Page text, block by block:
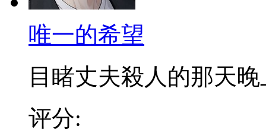
唯一的希望
目睹丈夫殺人的那天
评分: